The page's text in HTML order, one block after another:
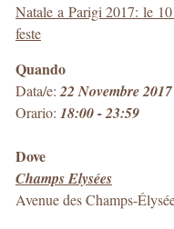
Natale a Parigi 2017: le
feste
Quando
Data/e: 22 Novembre
Orario: 18:00 - 23:59
Dove
Champs Elysées
Avenue des Champs-